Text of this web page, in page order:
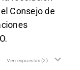
Consejo de
Ver respuestas(2)